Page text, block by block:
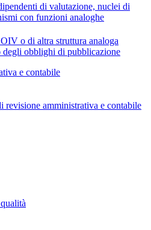
di valutazione, nuclei di
con funzioni analoghe
o di altra struttura analoga
degli obblighi di pubblicazione
e contabile
revisione amministrativa e contabile